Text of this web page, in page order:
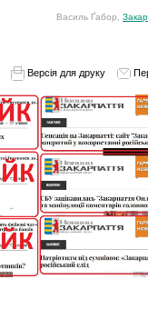
Василь Ґабор,
Версія для друку